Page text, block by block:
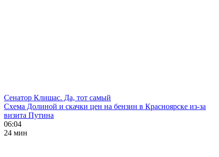
Сенатор Клишас. Да, тот самый
Схема Долиной и скачки цен на бензин в Красноярске из-за
визита Путина
06:04
24 мин